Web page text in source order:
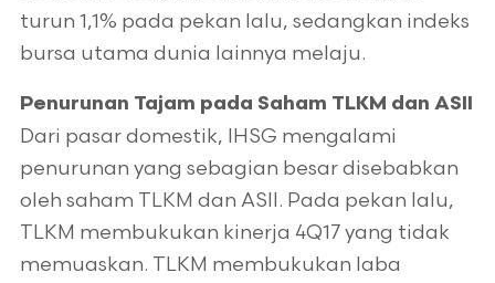
turun 1,1% pada pekan lalu, sedangkan indeks
bursa utama dunia lainnya melaju.
Penurunan Tajam pada Saham TLKM dan ASII
Dari pasar domestik, IHSG mengalami
penurunan yang sebagian besar disebabkan
oleh saham TLKM dan ASII. Pada pekan lalu,
TLKM membukukan kinerja 4Q17 yang tidak
memuaskan. TLKM membukukan laba